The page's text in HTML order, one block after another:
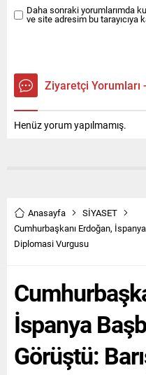
Hilton Hotel’deki...
Daha sonraki yorumlarımda
ve site adresim bu tarayıcıya
Ziyaretçi Yorumları
Henüz yorum yapılmamış.
Anasayfa
SİYASET
Cumhurbaşkanı Erdoğan,
Diplomasi Vurgusu
İspanya
Görüştü: